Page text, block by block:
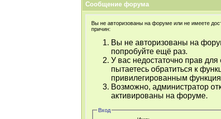
Сообщение форума
Вы не авторизованы на форуме или не имеете
причин:
Вы не авторизованы на
попробуйте ещё раз.
У вас недостаточно прав
пытаетесь обратиться к
привилегированным
Возможно, администратор
активированы на форуме.
Вход